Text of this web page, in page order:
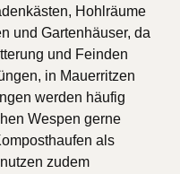
Hohlräume
und Gartenhäuser, da
und Feinden
in Mauerritzen
werden häufig
Wespen gerne
als
zudem